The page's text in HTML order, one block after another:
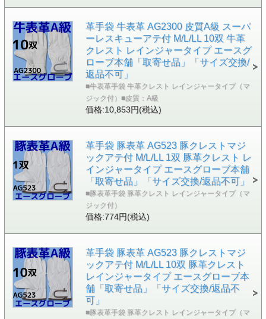
革手袋 牛表革 AG2300 皮質A級 スーパ
ーレスキューアテ付 M/L/LL 10双 牛革
クレスト レインジャータイプ エースグ
ローブ本舗「取寄せ品」「サイズ交換/
返品不可」
■牛表革手袋 牛革クレスト レインジャータイプ（マ
ジック付）■皮質：A級
価格:10,853円(税込)
革手袋 豚表革 AG523 豚クレストマジ
ックアテ付 M/L/LL 1双 豚革クレスト レ
インジャータイプ エースグローブ本舗
「取寄せ品」「サイズ交換/返品不可」
■豚表革手袋 豚革クレスト レインジャータイプ（マ
ジック付）
価格:774円(税込)
革手袋 豚表革 AG523 豚クレストマジ
ックアテ付 M/L/LL 10双 豚革クレスト
レインジャータイプ エースグローブ本
舗「取寄せ品」「サイズ交換/返品不
可」
■豚表革手袋 豚革クレスト レインジャータイプ（マ